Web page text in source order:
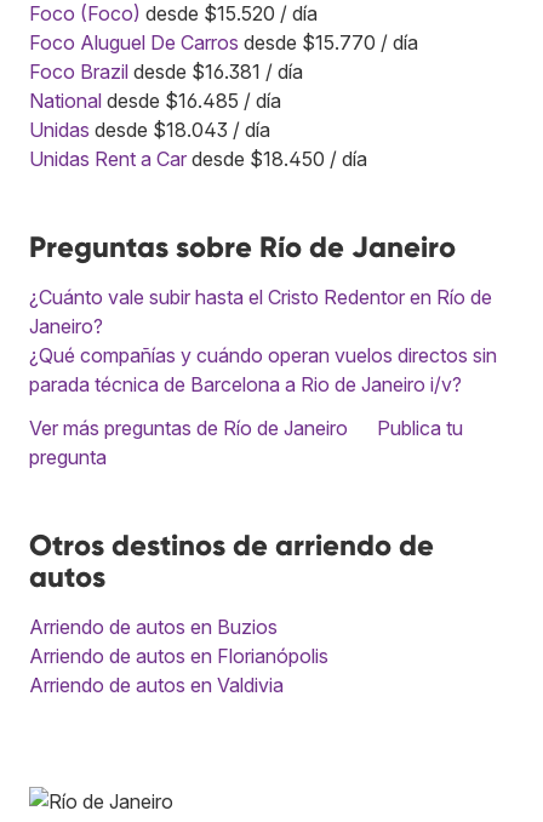
Foco (Foco) desde $15.520 / día
Foco Aluguel De Carros desde $15.770 / día
Foco Brazil desde $16.381 / día
National desde $16.485 / día
Unidas desde $18.043 / día
Unidas Rent a Car desde $18.450 / día
Preguntas sobre Río de Janeiro
¿Cuánto vale subir hasta el Cristo Redentor en Río de
Janeiro?
¿Qué compañías y cuándo operan vuelos directos sin
parada técnica de Barcelona a Rio de Janeiro i/v?
Ver más preguntas de Río de Janeiro
Publica tu
pregunta
Otros destinos de arriendo de
autos
Arriendo de autos en Buzios
Arriendo de autos en Florianópolis
Arriendo de autos en Valdivia